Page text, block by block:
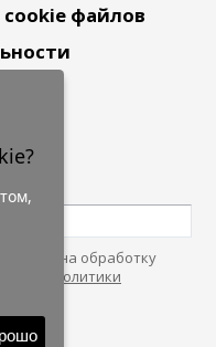
файлов
на обработку
"Политики